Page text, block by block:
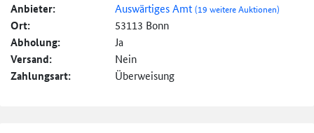
Anbieter: Auswärtiges Amt(19 weitere Auktionen)
Ort: 53113 Bonn
Abholung: Ja
Versand: Nein
Zahlungsart: Überweisung